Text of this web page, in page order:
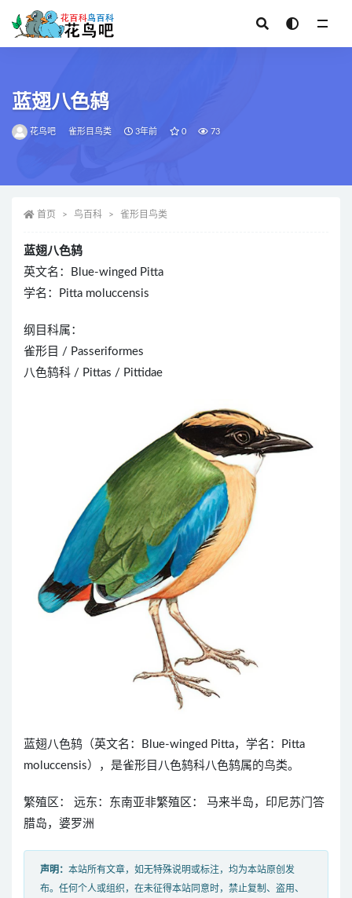
蓝翅八色鸫
花鸟吧 雀形目鸟类 3年前 0 73
首页 鸟百科 雀形目鸟类
蓝翅八色鸫
英文名：Blue-winged Pitta
学名：Pitta moluccensis
纲目科属：
雀形目 / Passeriformes
八色鸫科 / Pittas / Pittidae
蓝翅八色鸫（英文名：Blue-winged Pitta，学名：Pitta
moluccensis），是雀形目八色鸫科八色鸫属的鸟类。
繁殖区： 远东：东南亚非繁殖区： 马来半岛，印尼苏门答
腊岛，婆罗洲
声明： 本站所有文章，如无特殊说明或标注，均为本站原创发
布。任何个人或组织，在未征得本站同意时，禁止复制、盗用、